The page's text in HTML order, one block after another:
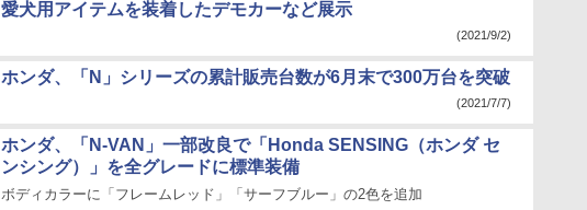
愛犬用アイテムを装着したデモカーなど展示
(2021/9/2)
ホンダ、「N」シリーズの累計販売台数が6月末で300万台を突破
(2021/7/7)
ホンダ、「N-VAN」一部改良で「Honda SENSING（ホンダ セ
ンシング）」を全グレードに標準装備
ボディカラーに「フレームレッド」「サーフブルー」の2色を追加